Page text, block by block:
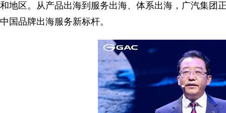
和地区。从产品出海到服务出海、体系出海，广汽集团
中国品牌出海服务新标杆。